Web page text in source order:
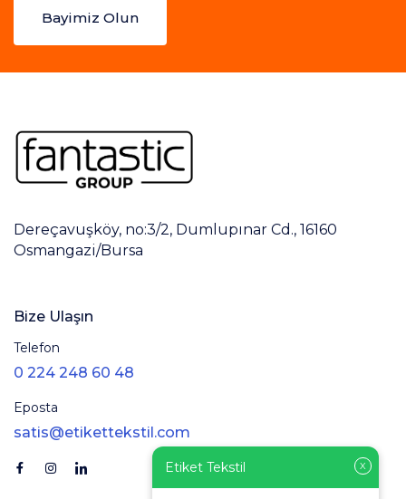
Bayimiz Olun
Dereçavuşköy, no:3/2, Dumlupınar Cd., 16160
Osmangazi/Bursa
Bize Ulaşın
Telefon
0 224 248 60 48
Eposta
satis@etikettekstil.com
X
Etiket Tekstil